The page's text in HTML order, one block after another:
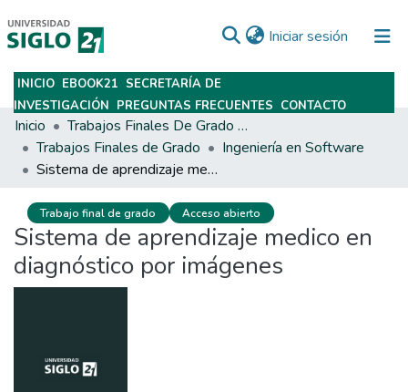
Iniciar sesión (current)
Subir
INICIO EBOOK21 SECRETARÍA DE
INVESTIGACIÓN PREGUNTAS FRECUENTES CONTACTO
Inicio
Trabajos Finales De Grado Y Posgrado
Trabajos Finales de Grado
Ingeniería en Software
Sistema de aprendizaje medico en diagnóstico por imágenes
Trabajo final de grado Acceso abierto
Sistema de aprendizaje medico en
diagnóstico por imágenes